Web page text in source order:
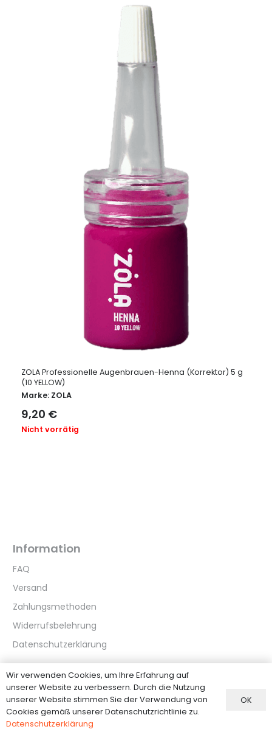
ZOLA Professionelle Augenbrauen-Henna (Korrektor) 5 g
(10 YELLOW)
Marke: ZOLA
9,20 €
Nicht vorrätig
Information
FAQ
Versand
Zahlungsmethoden
Widerrufsbelehrung
Datenschutzerklärung
Kundenservice
Über Uns
Kontakt
Wir verwenden Cookies, um Ihre Erfahrung auf
unserer Website zu verbessern. Durch die Nutzung
unserer Website stimmen Sie der Verwendung von
Cookies gemäß unserer Datenschutzrichtlinie zu.
Datenschutzerklärung
OK